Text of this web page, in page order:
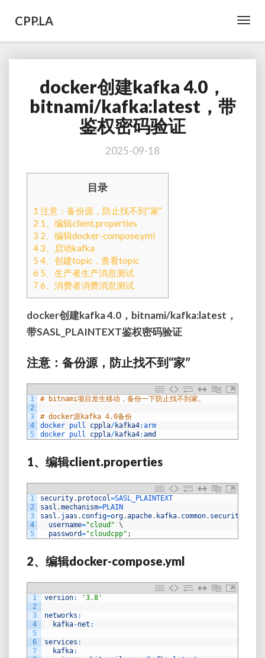
CPP.LA
docker
创
建
kafka
4.0，
bitnami/kafka:latest，
鉴
码
验
证
docker创建kafka 4.0，
bitnami/kafka:latest，带
鉴权密码验证
2025-09-18
目录
1 注意：备份源，防止找不到“家”
2 1、编辑client.properties
3 2、编辑docker-compose.yml
43、启动kafka
5 4、创建topic，查看topic
6 5、生产者生产消息测试
7 6、消费者消费消息测试
docker创建kafka 4.0，bitnami/kafka:latest，
带SASL_PLAINTEXT鉴权密码验证
注意：备份源，防止找不到“家”
1
2
3
4
5
# bitnami项目发生移动，备份一下防止找不到家。
# docker源kafka 4.0备份
docker pull cppla/kafka4:arm
docker pull cppla/kafka4:amd
1、编辑client.properties
1
2
3
4
5
security. protocol=SASL_PLAINTEXT
sasl .mechanism=PLAIN
sasl . jaas . config=org.apache. kafka. common. security
username="cloud" \
password="cloudcpp" ;
2、编辑docker-compose.yml
1
2
3
4
5
6
7
version: '3.8'
networks :
kafka-net :
services :
kafka: